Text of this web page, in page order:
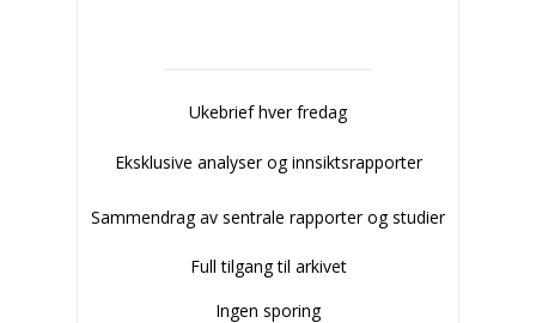
Ukebrief hver fredag
Eksklusive analyser og innsiktsrapporter
Sammendrag av sentrale rapporter og studier
Full tilgang til arkivet
Ingen sporing